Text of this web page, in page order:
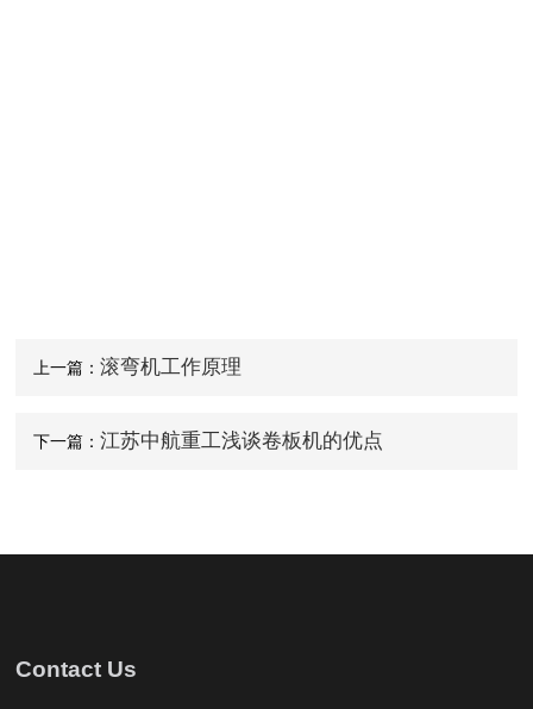
上一篇： 滚弯机工作原理
下一篇： 江苏中航重工浅谈卷板机的优点
Contact Us